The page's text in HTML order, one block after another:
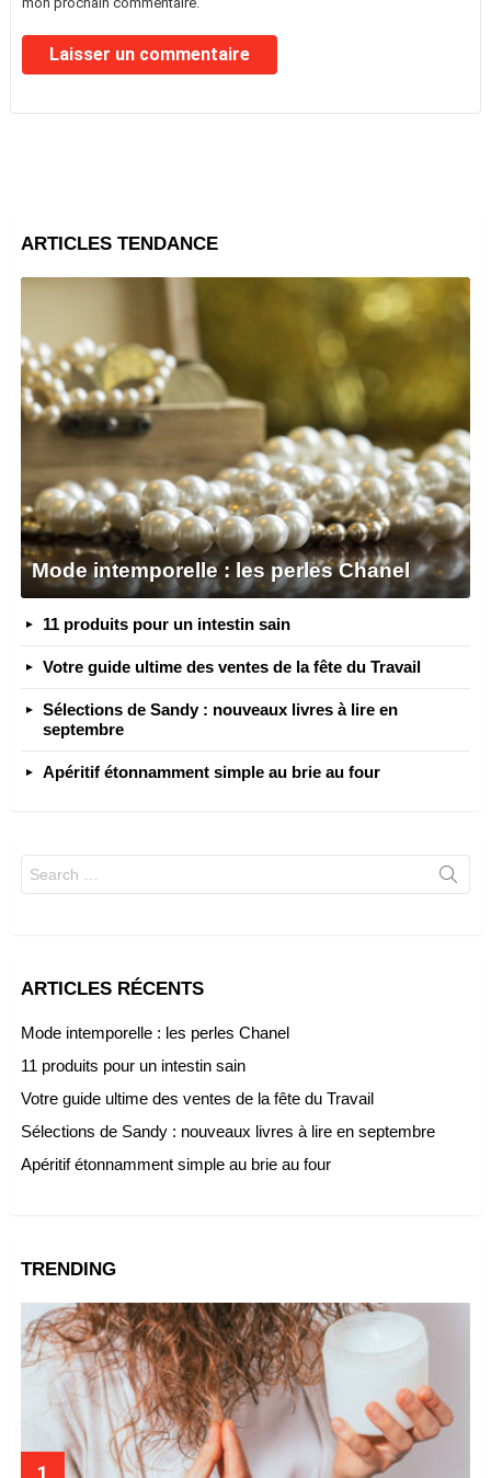
ARTICLES TENDANCE
Mode intemporelle : les perles Chanel
11 produits pour un intestin sain
Votre guide ultime des ventes de la fête du Travail
Sélections de Sandy : nouveaux livres à lire en
septembre
Apéritif étonnamment simple au brie au four
for:
ARTICLES RÉCENTS
Mode intemporelle : les perles Chanel
11 produits pour un intestin sain
Votre guide ultime des ventes de la fête du Travail
Sélections de Sandy : nouveaux livres à lire en septembre
Apéritif étonnamment simple au brie au four
TRENDING